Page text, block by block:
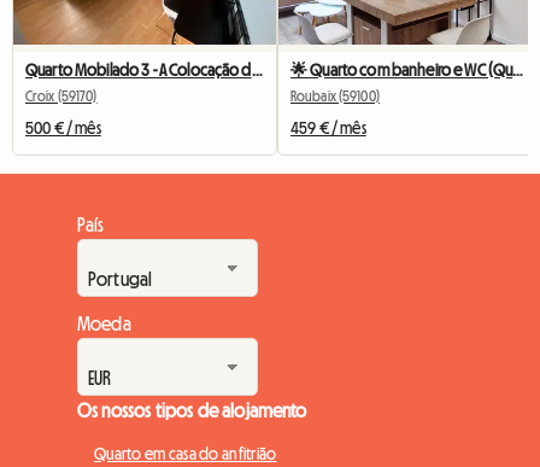
Croix (59170)
500 € / mês
🌟 Quarto com banheiro e WC (Quarto 2) 🌟
Roubaix (59100)
459 € / mês
País
Moeda
Os nossos tipos de alojamento
Quarto em casa do anfitrião